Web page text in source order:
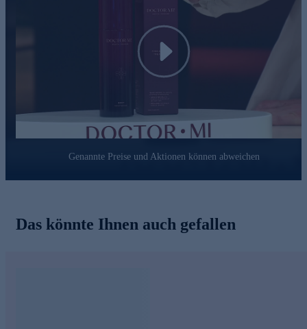
Play
Genannte Preise und Aktionen können abweichen
Das könnte Ihnen auch gefallen